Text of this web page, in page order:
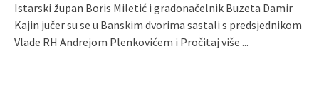
Istarski župan Boris Miletić i gradonačelnik Buzeta Damir
Kajin jučer su se u Banskim dvorima sastali s predsjednikom
Vlade RH Andrejom Plenkovićem i Pročitaj više ...